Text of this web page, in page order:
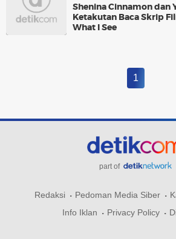
Shenina Cinnamon dan
Ketakutan Baca Skrip
What I See
1
part of
Redaksi Pedoman Media Siber
Info Iklan
Privacy Policy